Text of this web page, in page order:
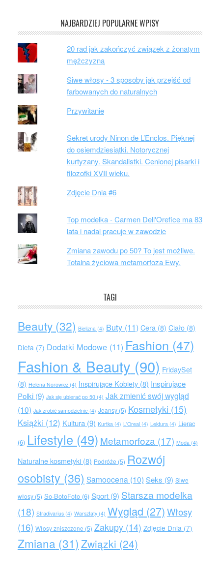
NAJBARDZIEJ POPULARNE WPISY
20 rad jak zakończyć związek z żonatym
mężczyzną
Siwe włosy - 3 sposoby jak przejść od
farbowanych do naturalnych
Przywitanie
Sekret urody Ninon de L’Enclos. Pięknej
do osiemdziesiątki. Notorycznej
kurtyzany. Skandalistki. Cenionej pisarki i
filozofki XVII wieku.
Zdjęcie Dnia #6
Top modelka - Carmen Dell'Orefice ma 83
lata i nadal pracuje w zawodzie
Zmiana zawodu po 50? To jest możliwe.
Totalna życiowa metamorfoza Ewy.
TAGI
Beauty(32) Bielizna(4) Buty(11) Cera(8) Ciało(8)
Dieta(7) Dodatki Modowe(11) Fashion (47)
Fashion & Beauty (90) FridaySet
(8) Helena Norowicz(4) Inspirujące Kobiety(8) Inspirujące
Polki(9) Jak się ubierać po 50(4) Jak zmienić swój wygląd
(10) Jak zrobić samodzielnie(4) Jeansy(5) Kosmetyki (15)
Książki (12) Kultura(9) Kurtka(4) L'Oreal(4) Lektura(4) Lierac
(6) Lifestyle (49) Metamorfoza (17) Moda(4)
Naturalne kosmetyki(8) Podróże (5) Rozwój
osobisty (36) Samoocena (10) Seks (9) Siwe
włosy(5) So-BotoFoto(6) Sport(9) Starsza modelka
(18) Stradivarius(4) Warsztaty(4) Wygląd (27)Włosy
(16) Włosy zniszczone (5) Zakupy(14) Zdjęcie Dnia(7)
Zmiana (31) Związki (24)